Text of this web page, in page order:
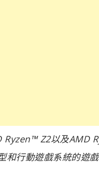
Z2以及AMD
和行動遊戲系統的遊